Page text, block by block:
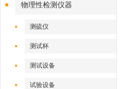
物理性检测仪器
测硫仪
测试杯
测试设备
试验设备